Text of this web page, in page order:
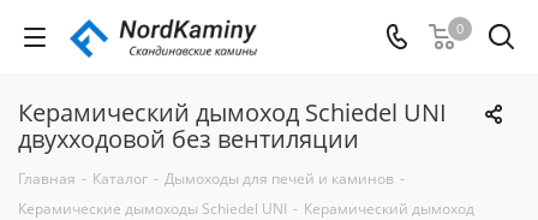
0
Керамический дымоход Schiedel UNI
двухходовой без вентиляции
Главная - Каталог - Дымоходы для печей и каминов -
Керамические дымоходы Schiedel UNI - Керамический дымоход